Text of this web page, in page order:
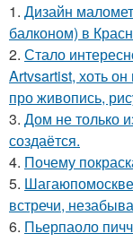
1. Дизайн
балконом) в
2. Стало
Artvsartist, хоть
про живопись,
3. Дом не только
создаётся.
4. Почему
5.
встречи,
6. Пьерпаоло